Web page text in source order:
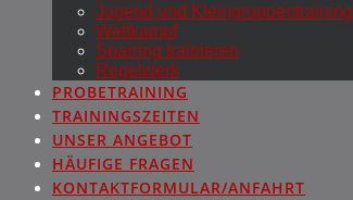
Jugend und Kleingruppentraining
Wettkampf
Sparring trainieren
Regelwerk
PROBETRAINING
TRAININGSZEITEN
UNSER ANGEBOT
HÄUFIGE FRAGEN
KONTAKTFORMULAR/ANFAHRT